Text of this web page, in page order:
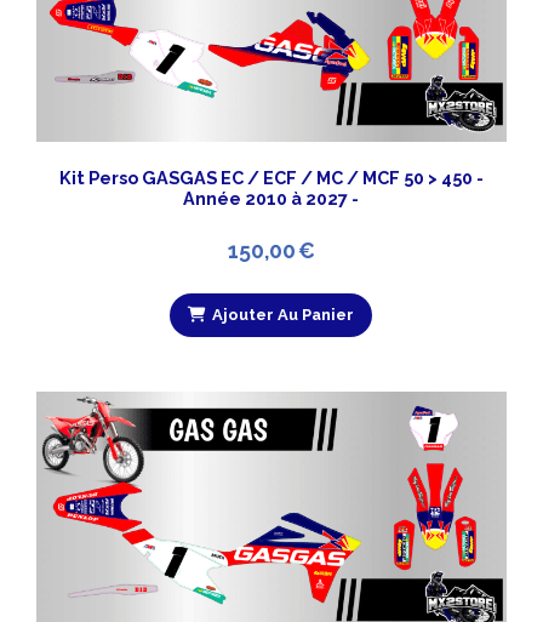
Kit Perso GASGAS EC / ECF / MC / MCF 50 > 450 -
Année 2010 à 2027 -
150,00€
Ajouter Au Panier